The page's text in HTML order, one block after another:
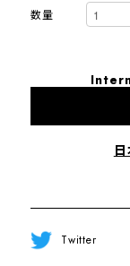
数量
Twitter